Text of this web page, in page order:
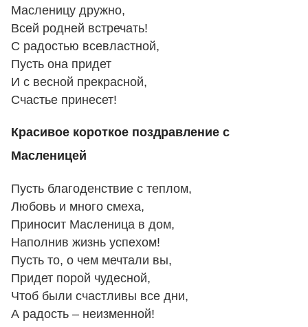
Масленицу дружно,
Всей родней встречать!
С радостью всевластной,
Пусть она придет
И с весной прекрасной,
Счастье принесет!
Красивое короткое поздравление с
Масленицей
Пусть благоденствие с теплом,
Любовь и много смеха,
Приносит Масленица в дом,
Наполнив жизнь успехом!
Пусть то, о чем мечтали вы,
Придет порой чудесной,
Чтоб были счастливы все дни,
А радость – неизменной!